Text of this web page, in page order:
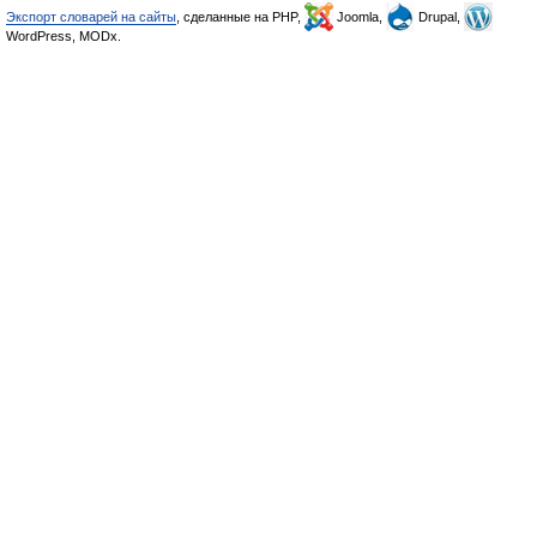
Экспорт словарей на сайты , сделанные на PHP, Joomla,
Drupal,
WordPress, MODx.